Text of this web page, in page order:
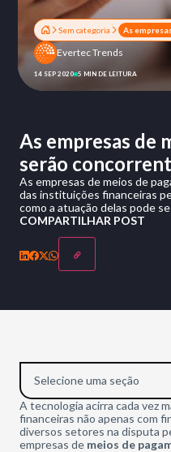
Sem categoria
Evertec Trends
14 SEP 2020 5 MIN DE LEITURA
As empresas de
serão
As empresas de meios de
das instituições financeiras
como a atuação delas pode
COMPARTILHAR POST
Selecione uma seção
A tecnologia acirra cada vez
financeiras não apenas com
diversos setores na disputa
empresas de meios de